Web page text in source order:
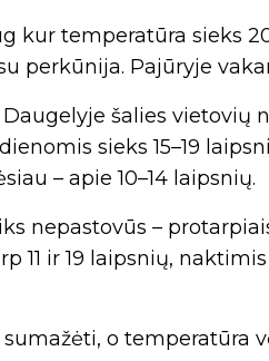
kur temperatūra sieks
perkūnija. Pajūryje
Daugelyje šalies
sieks 15–19
– apie 10–14 laipsnių.
nepastovūs –
11 ir 19 laipsnių,
o temperatūra